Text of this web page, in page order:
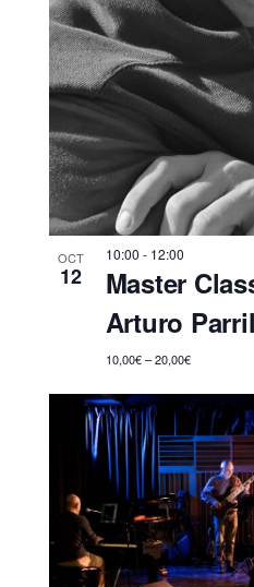
OCT
12
10:00 - 12:00
Master
Arturo
10,00€ – 20,00€